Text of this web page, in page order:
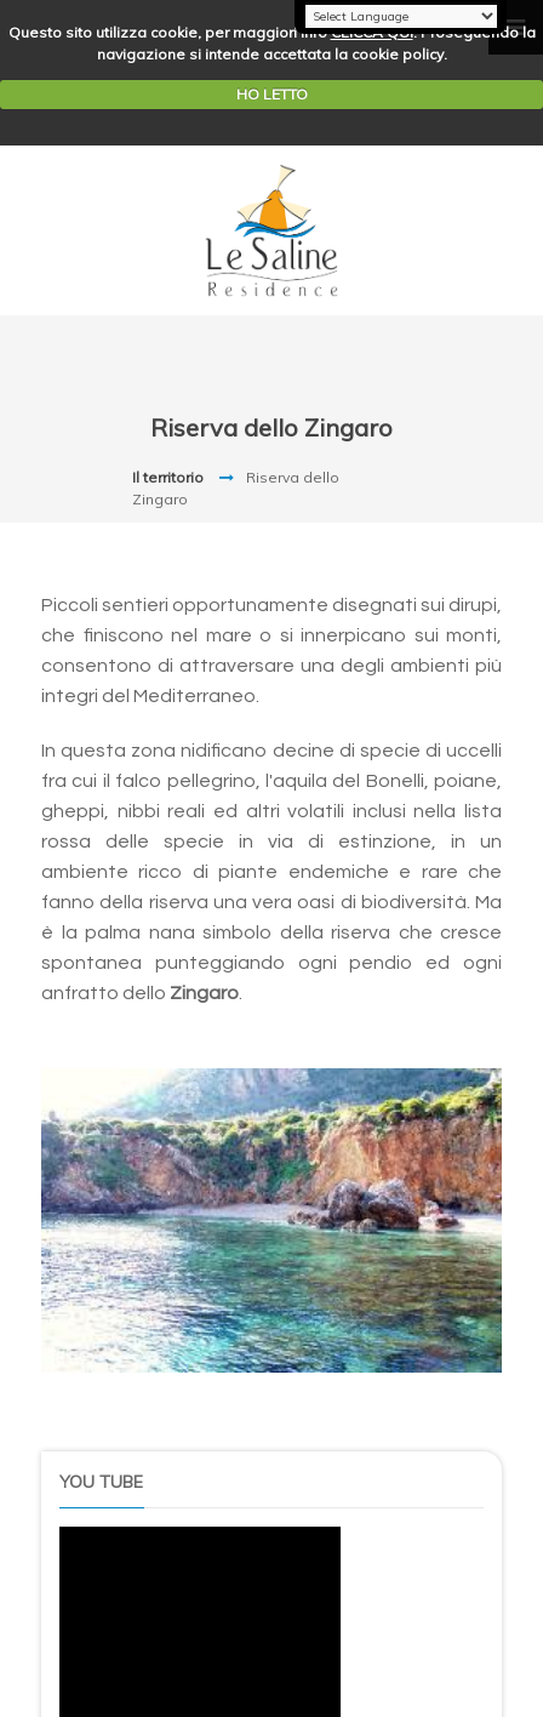
Questo sito utilizza cookie, per maggiori infoCLICCA QUI. Proseguendo la
navigazione si intende accettata la cookie policy.
HO LETTO
Riserva dello Zingaro
Il territorio
Riserva dello
Zingaro
Piccoli sentieri opportunamente disegnati sui dirupi,
che finiscono nel mare o si innerpicano sui monti,
consentono di attraversare una degli ambienti più
integri del Mediterraneo.
In questa zona nidificano decine di specie di uccelli
fra cui il falco pellegrino, l'aquila del Bonelli, poiane,
gheppi, nibbi reali ed altri volatili inclusi nella lista
rossa delle specie in via di estinzione, in un
ambiente ricco di piante endemiche e rare che
fanno della riserva una vera oasi di biodiversità. Ma
è la palma nana simbolo della riserva che cresce
spontanea punteggiando ogni pendio ed ogni
anfratto dello Zingaro
YOU TUBE